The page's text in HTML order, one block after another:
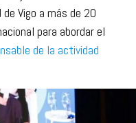
Vigo a más de 20
para abordar el
de la actividad